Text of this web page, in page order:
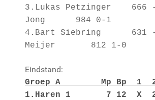
3.Lukas Petzinger 666 -
Jong 984 0-1
4.Bart Siebring 631 -
Meijer 812 1-0
Eindstand:
Groep A Mp Bp 1
1.Haren 1 7 12 X 2